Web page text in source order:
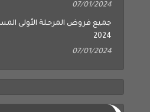
07/01/2024
2024
07/01/2024